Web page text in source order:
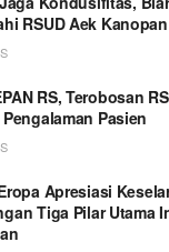
RSUD Aek Kanopan
RS, Terobosan
Pasien
Apresiasi
Tiga Pilar Utama